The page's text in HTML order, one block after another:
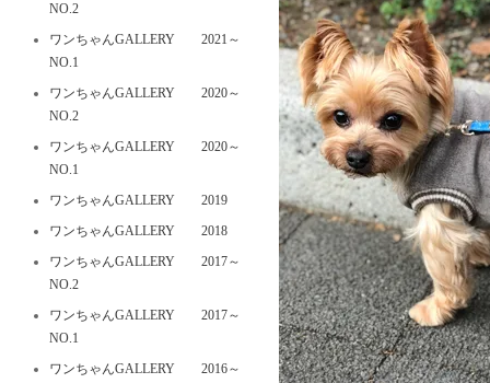
NO.2
ワンちゃんGALLERY 2021～
NO.1
ワンちゃんGALLERY 2020～
NO.2
ワンちゃんGALLERY 2020～
NO.1
ワンちゃんGALLERY 2019
ワンちゃんGALLERY 2018
ワンちゃんGALLERY 2017～
NO.2
ワンちゃんGALLERY 2017～
NO.1
ワンちゃんGALLERY 2016～